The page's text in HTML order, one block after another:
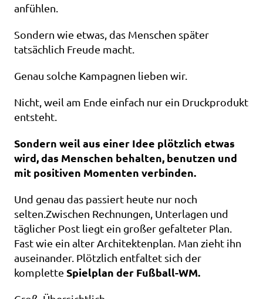
anfühlen.
Sondern wie etwas, das Menschen später
tatsächlich Freude macht.
Genau solche Kampagnen lieben wir.
Nicht, weil am Ende einfach nur ein Druckprodukt
entsteht.
Sondern weil aus einer Idee plötzlich etwas
wird, das Menschen behalten, benutzen und
mit positiven Momenten verbinden.
Und genau das passiert heute nur noch
selten.Zwischen Rechnungen, Unterlagen und
täglicher Post liegt ein großer gefalteter Plan.
Fast wie ein alter Architektenplan. Man zieht ihn
auseinander. Plötzlich entfaltet sich der
komplette Spielplan der Fußball-WM.